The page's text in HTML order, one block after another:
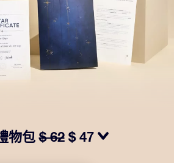
物包$ 62 $ 47